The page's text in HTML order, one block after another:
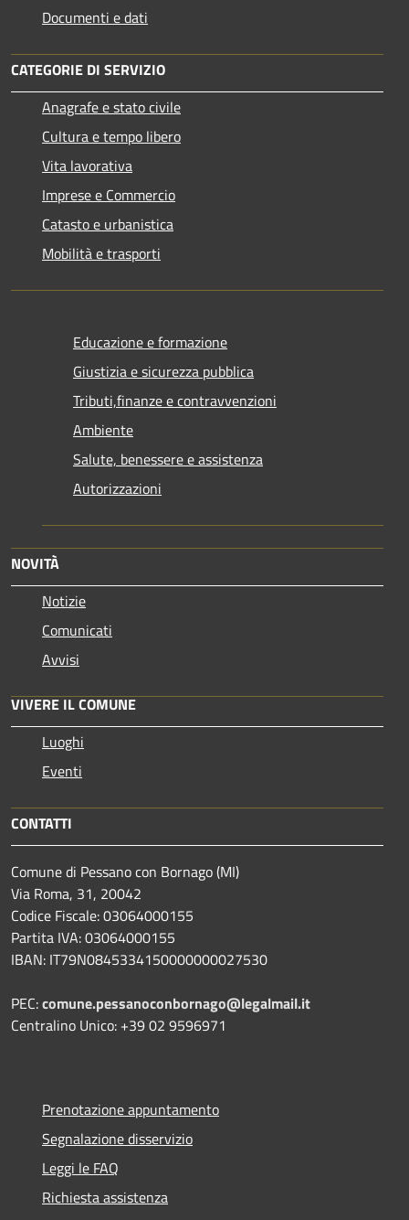
Documenti e dati
CATEGORIE DI SERVIZIO
Anagrafe e stato civile
Cultura e tempo libero
Vita lavorativa
Imprese e Commercio
Catasto e urbanistica
Mobilità e trasporti
Educazione e formazione
Giustizia e sicurezza pubblica
Tributi,finanze e contravvenzioni
Ambiente
Salute, benessere e assistenza
Autorizzazioni
NOVITÀ
Notizie
Comunicati
Avvisi
VIVERE IL COMUNE
Luoghi
Eventi
CONTATTI
Comune di Pessano con Bornago (MI)
Via Roma, 31, 20042
Codice Fiscale: 03064000155
Partita IVA: 03064000155
IBAN: IT79N0845334150000000027530
PEC:comune.pessanoconbornago@legalmail.it
Centralino Unico: +39 02 9596971
Prenotazione appuntamento
Segnalazione disservizio
Leggi le FAQ
Richiesta assistenza